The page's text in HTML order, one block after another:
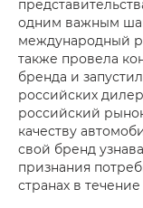
одним важным
международный
также провела
бренда и
российских
российский
качеству
свой бренд
признания
странах в течение